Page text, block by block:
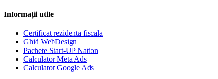
Informații utile
Certificat rezidenta fiscala
Ghid WebDesign
Pachete Start-UP Nation
Calculator Meta Ads
Calculator Google Ads